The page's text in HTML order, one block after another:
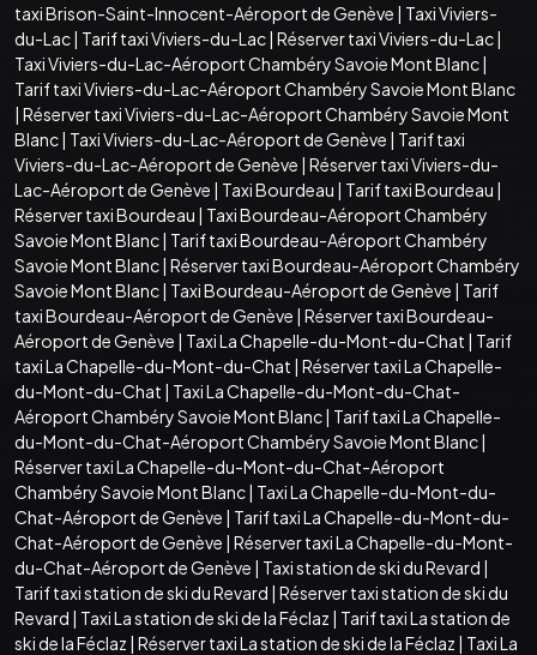
taxi Brison-Saint-Innocent-Aéroport de Genève | Taxi Viviers-
du-Lac| Tarif taxi Viviers-du-Lac| Réserver taxi Viviers-du-Lac|
Taxi Viviers-du-Lac-Aéroport Chambéry Savoie Mont Blanc|
Tarif taxi Viviers-du-Lac-Aéroport Chambéry Savoie Mont Blanc
| Réserver taxi Viviers-du-Lac-Aéroport Chambéry Savoie Mont
Blanc| Taxi Viviers-du-Lac-Aéroport de Genève | Tarif taxi
Viviers-du-Lac-Aéroport de Genève | Réserver taxi Viviers-du-
Lac-Aéroport de Genève | Taxi Bourdeau | Tarif taxi Bourdeau |
Réserver taxi Bourdeau | Taxi Bourdeau-Aéroport Chambéry
Savoie Mont Blanc| Tarif taxi Bourdeau-Aéroport Chambéry
Savoie Mont Blanc| Réserver taxi Bourdeau-Aéroport Chambéry
Savoie Mont Blanc| Taxi Bourdeau-Aéroport de Genève | Tarif
taxi Bourdeau-Aéroport de Genève | Réserver taxi Bourdeau-
Aéroport de Genève | Taxi La Chapelle-du-Mont-du-Chat | Tarif
taxi La Chapelle-du-Mont-du-Chat | Réserver taxi La Chapelle-
du-Mont-du-Chat | Taxi La Chapelle-du-Mont-du-Chat-
Aéroport Chambéry Savoie Mont Blanc| Tarif taxi La Chapelle-
du-Mont-du-Chat-Aéroport Chambéry Savoie Mont Blanc|
Réserver taxi La Chapelle-du-Mont-du-Chat-Aéroport
Chambéry Savoie Mont Blanc| Taxi La Chapelle-du-Mont-du-
Chat-Aéroport de Genève | Tarif taxi La Chapelle-du-Mont-du-
Chat-Aéroport de Genève | Réserver taxi La Chapelle-du-Mont-
du-Chat-Aéroport de Genève | Taxi station de ski du Revard |
Tarif taxi station de ski du Revard | Réserver taxi station de ski du
Revard | Taxi La station de ski de la Féclaz | Tarif taxi La station de
ski de la Féclaz | Réserver taxi La station de ski de la Féclaz | Taxi La